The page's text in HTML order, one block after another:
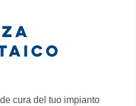
cura del tuo impianto